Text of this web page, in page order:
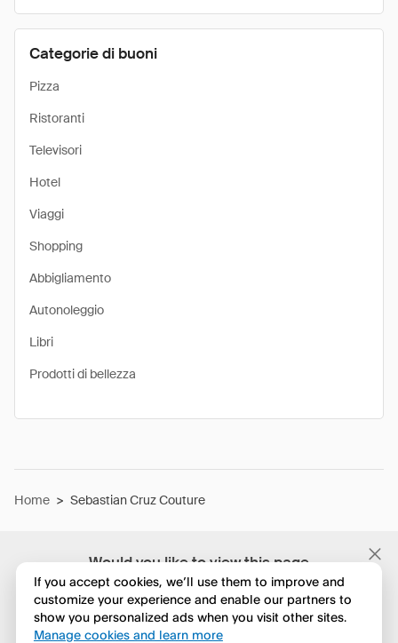
Would you like to view this page
in English?
No, continua a esplorare
Categorie di buoni
Pizza
Ristoranti
Televisori
Hotel
Viaggi
Shopping
Abbigliamento
Autonoleggio
Libri
Prodotti di bellezza
Home > Sebastian Cruz Couture
If you accept cookies, we’ll use them to improve and
customize your experience and enable our partners to
show you personalized ads when you visit other sites.
Manage cookies and learn more